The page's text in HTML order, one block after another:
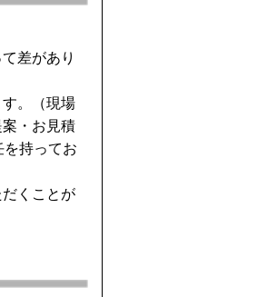
差があり
。（現場
・お見積
を持ってお
くことが